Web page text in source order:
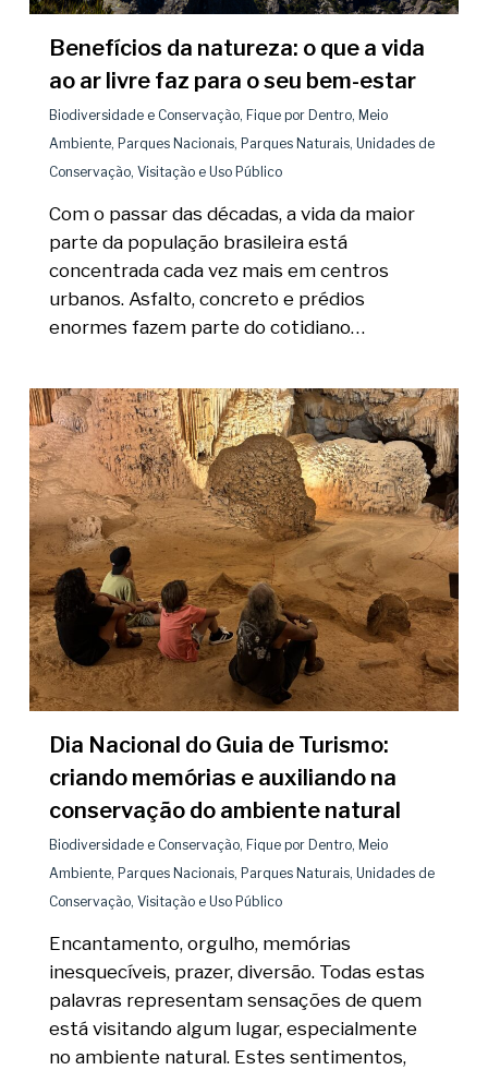
Benefícios da natureza: o que a vida
ao ar livre faz para o seu bem-estar
Biodiversidade e Conservação, Fique por Dentro, Meio
Ambiente, Parques Nacionais, Parques Naturais, Unidades de
Conservação, Visitação e Uso Público
Com o passar das décadas, a vida da maior
parte da população brasileira está
concentrada cada vez mais em centros
urbanos. Asfalto, concreto e prédios
enormes fazem parte do cotidiano…
Dia Nacional do Guia de Turismo:
criando memórias e auxiliando na
conservação do ambiente natural
Biodiversidade e Conservação, Fique por Dentro, Meio
Ambiente, Parques Nacionais, Parques Naturais, Unidades de
Conservação, Visitação e Uso Público
Encantamento, orgulho, memórias
inesquecíveis, prazer, diversão. Todas estas
palavras representam sensações de quem
está visitando algum lugar, especialmente
no ambiente natural. Estes sentimentos,